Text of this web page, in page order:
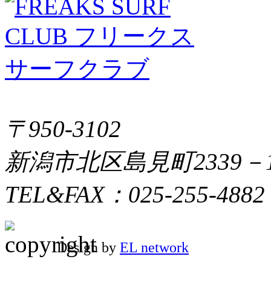
〒950-3102
新潟市北区島見町2339－
TEL&FAX：025-255-4882
Design by EL network